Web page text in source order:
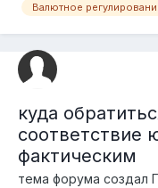
юридического лица
Валютное
куда
соответствие
фактическим
тема форума создал